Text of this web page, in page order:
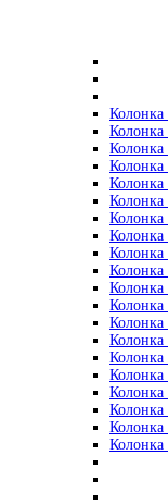
Колонка
Колонка
Колонка
Колонка
Колонка
Колонка
Колонка
Колонка
Колонка
Колонка
Колонка
Колонка
Колонка
Колонка
Колонка
Колонка
Колонка
Колонка
Колонка
Колонка